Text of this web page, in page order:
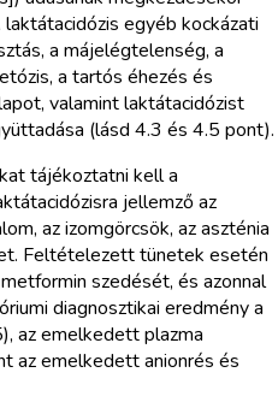
egyéb kockázati
a májelégtelenség, a
a tartós éhezés és
valamint laktátacidózist
(lásd 4.3 és 4.5 pont).
tájékoztatni kell a
jellemző az
az izomgörcsök, az aszténia
Feltételezett tünetek esetén
szedését, és azonnal
diagnosztikai eredmény a
az emelkedett plazma
az emelkedett anionrés és